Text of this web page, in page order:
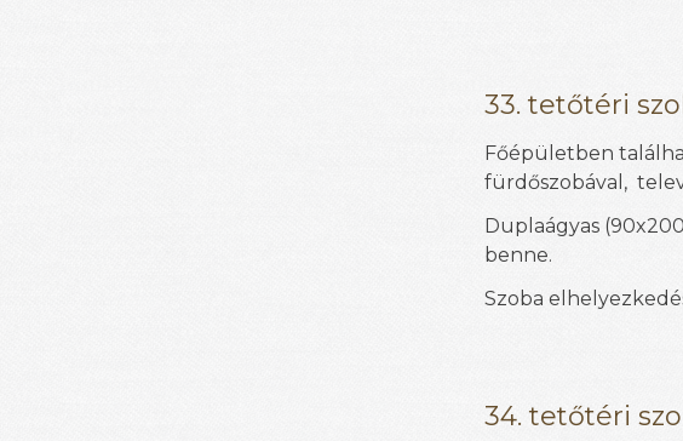
33. tetőtéri
Főépületben
fürdőszobával,
Duplaágyas
benne.
Szoba
34. tetőtéri